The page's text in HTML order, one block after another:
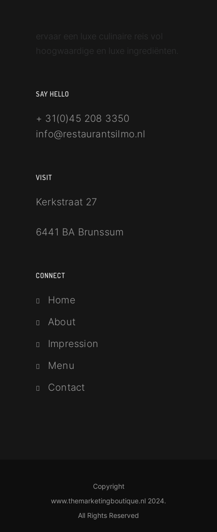
ervaar een luxe culinaire reis vol
hoogwaardige en luxe ingrediënten.
SAY HELLO
+ 31(0)45 208 3350
info@restaurantsilmo.nl
VISIT
Kerkstraat 27
6441 BA Brunssum
CONNECT
Home
About
Impression
Menu
Contact
Copyright
www.themarketingboutique.nl 2024.
All Rights Reserved